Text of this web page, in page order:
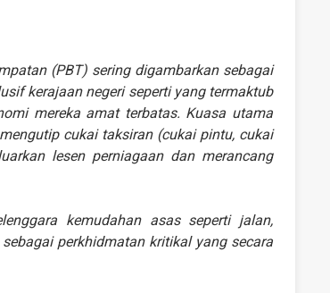
(PBT) sering digambarkan sebagai
kerajaan negeri seperti yang termaktub
mereka amat terbatas. Kuasa utama
cukai taksiran (cukai pintu, cukai
lesen perniagaan dan merancang
kemudahan asas seperti jalan,
perkhidmatan kritikal yang secara